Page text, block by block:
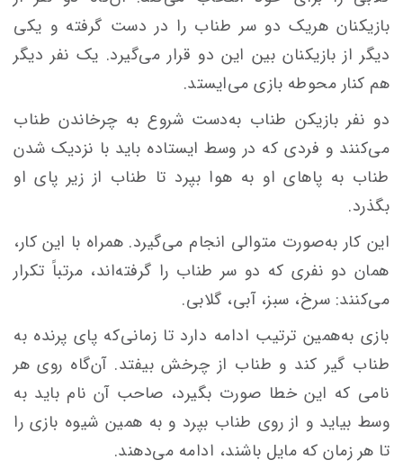
بازیکنان هریک دو سر طناب را در دست گرفته و یکى
دیگر از بازیکنان بین این دو قرار مى‌گیرد. یک نفر دیگر
هم کنار محوطه بازى مى‌ایستد.
دو نفر بازیکن طناب به‌دست شروع به چرخاندن طناب
مى‌کنند و فردى که در وسط ایستاده باید با نزدیک شدن
طناب به پاهاى او به هوا بپرد تا طناب از زیر پاى او
بگذرد.
این کار به‌صورت متوالى انجام مى‌گیرد. همراه با این کار،
همان دو نفرى که دو سر طناب را گرفته‌اند، مرتباً تکرار
مى‌کنند: سرخ، سبز، آبی، گلابی.
بازى به‌همین ترتیب ادامه دارد تا زمانى‌که پاى پرنده به
طناب گیر کند و طناب از چرخش بیفتد. آن‌گاه روى هر
نامى که این خطا صورت بگیرد، صاحب آن نام باید به
وسط بیاید و از روى طناب بپرد و به‌ همین شیوه بازى را
تا هر زمان که مایل باشند، ادامه مى‌دهند.